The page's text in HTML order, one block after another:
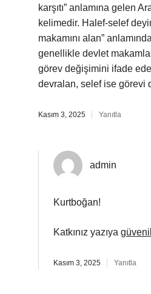
karşıtı” anlamına gelen
kelimedir. Halef-selef
makamını alan”
genellikle devlet
görev değişimini ifade
devralan, selef ise görevi
Kasım 3, 2025 Yanıtla
admin
Kurtboğan!
Katkınız yazıya
Kasım 3, 2025 Yanıtla